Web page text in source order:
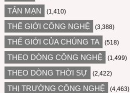
TẢN MẠN (1,410)
THẾ GIỚI CÔNG NGHỆ (3,388)
THẾ GIỚI CỦA CHÚNG TA (518)
THEO DÒNG CÔNG NGHỆ (1,499)
THEO DÒNG THỜI SỰ (2,422)
THỊ TRƯỜNG CÔNG NGHỆ (4,463)